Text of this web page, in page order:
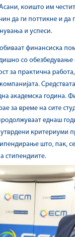
коишто им
да ги поттикне и да
и успеси.
финансиска
со обезбедување
за практична
академска година.
за време на сите
еднаш
критериуми
што, пак,
стипендиите.